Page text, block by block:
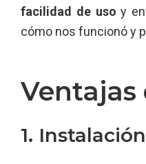
facilidad de uso y
cómo nos funcionó y
Ventajas
1.